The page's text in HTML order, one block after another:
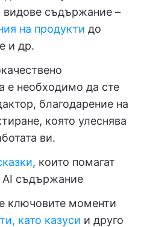
видове съдържание –
на продукти до
и др.
е необходимо да сте
благодарение на
която улеснява
ви.
, които помагат
AI съдържание
ключовите моменти
като казуси и друго